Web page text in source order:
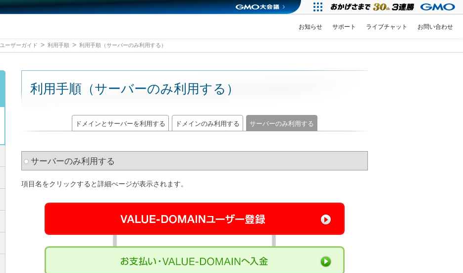
お知らせ サポート ライブチャット お問い合わせ
ユーザーガイド 利用手順 利用手順（サーバーのみ利用する）
利用手順（サーバーのみ利用する）
ドメインとサーバーを利用する ドメインのみ利用する サーバーのみ利用する
サーバーのみ利用する
項目名をクリックすると詳細ぺージが表示されます。